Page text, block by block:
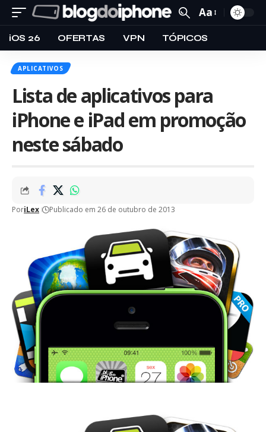
Aa
iOS 26 OFERTAS VPN TÓPICOS
APLICATIVOS
Lista de aplicativos para
iPhone e iPad em promoção
neste sábado
PoriLex Publicado em 26 de outubro de 2013